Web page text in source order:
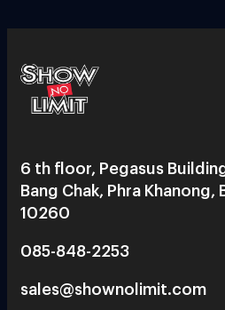
6 th floor, Pegasus
Bang Chak, Phra Khanong,
10260
085-848-2253
sales@shownolimit.com